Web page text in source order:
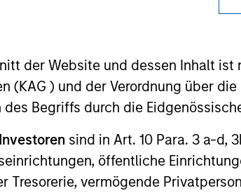
der Website und dessen Inhalt ist
(KAG ) und der Verordnung über
Begriffs durch die
sind in Art. 10 Para. 3 a-d,
öffentliche
Tresorerie, vermögende
Lane is an Australian-influenced
authentic, premium coffee and
2013, Bluestone Lane has become
Washington D.C., Philadelphia and
facility in Brooklyn, New York.
Current Employment Opportunities